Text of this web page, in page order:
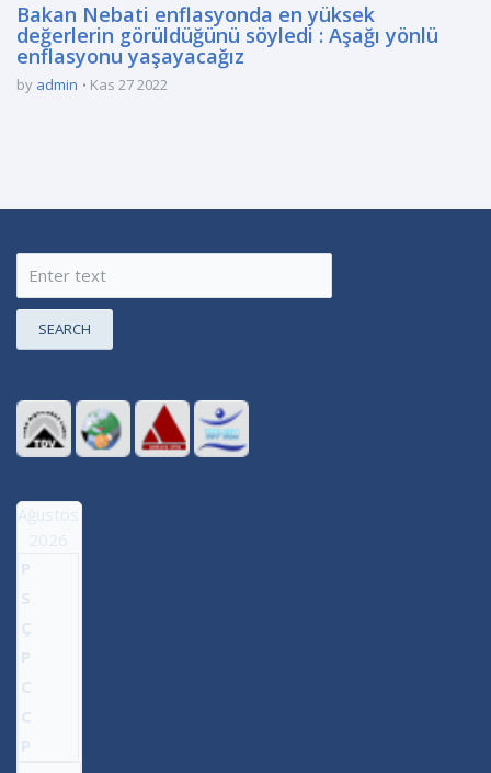
Bakan Nebati enflasyonda en yüksek
değerlerin görüldüğünü söyledi : Aşağı yönlü
enflasyonu yaşayacağız
by admin Kas 27 2022
SEARCH
Ağustos
2026
P
S
Ç
P
C
C
P